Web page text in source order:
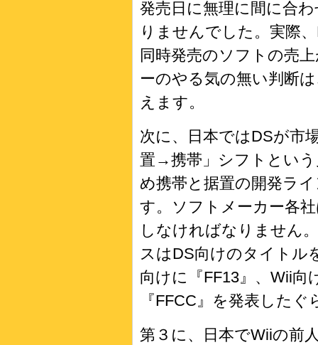
発売日に無理に間に合
りませんでした。実際
同時発売のソフトの売
ーのやる気の無い判断
えます。
次に、日本ではDSが市
置→携帯」シフトとい
め携帯と据置の開発ラ
す。ソフトメーカー各
しなければなりません
スはDS向けのタイトル
向けに『FF13』、Wii
『FFCC』を発表したぐ
第３に、日本でWiiの前